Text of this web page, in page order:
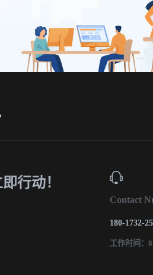
行动！
Contact
180-1732-
工作时间：